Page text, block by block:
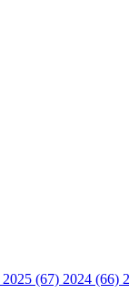
2025 (67) 2024 (66)